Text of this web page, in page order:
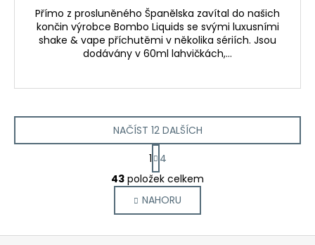
Přímo z prosluněného Španělska zavítal do našich
končin výrobce Bombo Liquids se svými luxusními
shake & vape příchutěmi v několika sériích. Jsou
dodávány v 60ml lahvičkách,...
O
v
l
á
d
NAČÍST 12 DALŠÍCH
S
t
r
á
n
k
o
1
4
43 položek celkem
NAHORU